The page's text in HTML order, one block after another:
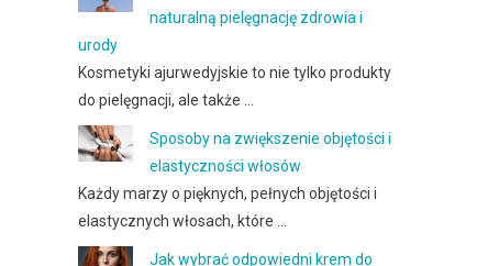
naturalną pielęgnację zdrowia i
urody
Kosmetyki ajurwedyjskie to nie tylko produkty
do pielęgnacji, ale także …
Sposoby na zwiększenie objętości i
elastyczności włosów
Każdy marzy o pięknych, pełnych objętości i
elastycznych włosach, które …
Jak wybrać odpowiedni krem do